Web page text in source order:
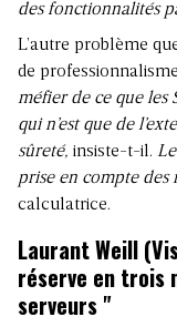
des fonctionnalités
L’autre problème
de
méfier de ce que les
qui n’est que de
sûreté, insiste-t-il.
prise en compte des
calculatrice.
Laurant Weill
réserve en trois
serveurs "